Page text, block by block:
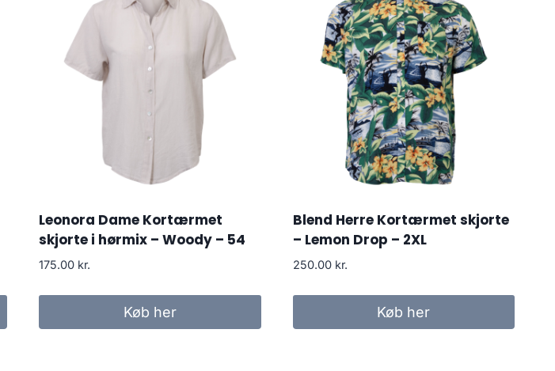
Leonora Dame Kortærmet
skjorte i hørmix – Woody – 54
175.00 kr.
Køb her
Blend Herre Kortærmet skjorte
– Lemon Drop – 2XL
250.00 kr.
Køb her